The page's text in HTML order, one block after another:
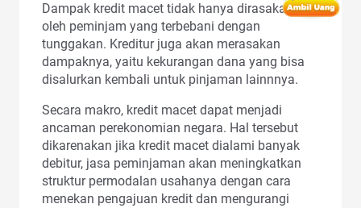
Dampak kredit macet tidak hanya dirasakan
oleh peminjam yang terbebani dengan
tunggakan. Kreditur juga akan merasakan
dampaknya, yaitu kekurangan dana yang bisa
disalurkan kembali untuk pinjaman lainnnya.
Secara makro, kredit macet dapat menjadi
ancaman perekonomian negara. Hal tersebut
dikarenakan jika kredit macet dialami banyak
debitur, jasa peminjaman akan meningkatkan
struktur permodalan usahanya dengan cara
menekan pengajuan kredit dan mengurangi